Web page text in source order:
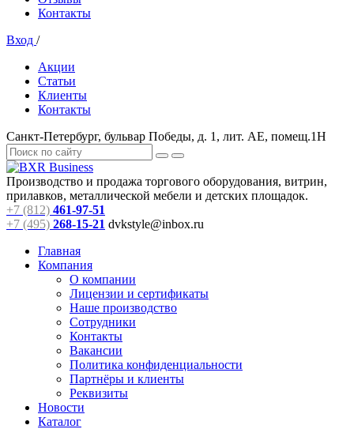
Контакты
Вход /
Акции
Статьи
Клиенты
Контакты
Санкт-Петербург, бульвар Победы, д. 1, лит. АЕ, помещ.1Н
Производство и продажа торгового оборудования, витрин,
прилавков, металлической мебели и детских площадок.
+7 (812) 461-97-51
+7 (495) 268-15-21 dvkstyle@inbox.ru
Главная
Компания
О компании
Лицензии и сертификаты
Наше производство
Сотрудники
Контакты
Вакансии
Политика конфиденциальности
Партнёры и клиенты
Реквизиты
Новости
Каталог